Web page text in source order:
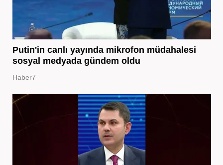
Putin'in canlı yayında mikrofon müdahalesi
sosyal medyada gündem oldu
Haber7